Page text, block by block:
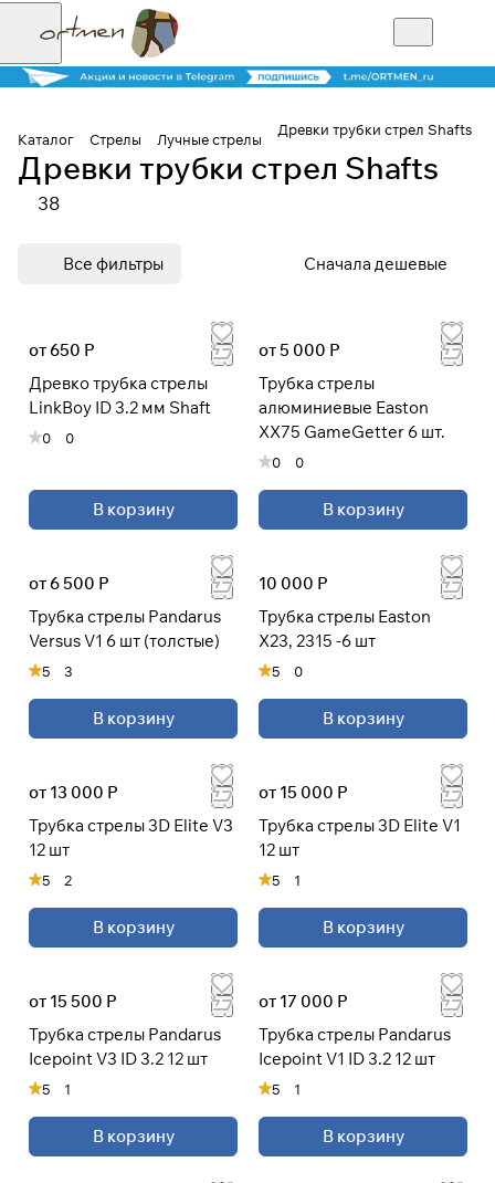
Каталог Стрелы Лучные стрелы
Древки трубки стрел Shafts
Древки трубки стрел Shafts
38
Все фильтры Сначала дешевые
от 650 Р
Древко трубка стрелы
LinkBoy ID 3.2 мм Shaft
0 0
В корзину
от 5 000 Р
Трубка стрелы
алюминиевые Easton
XX75 GameGetter 6 шт.
0 0
В корзину
от 6 500 Р
Трубка стрелы Pandarus
Versus V1 6 шт (толстые)
5 3
В корзину
10 000 Р
Трубка стрелы Easton
X23, 2315 -6 шт
5 0
В корзину
от 13 000 Р
Трубка стрелы 3D Elite V3
12 шт
5 2
В корзину
от 15 000 Р
Трубка стрелы 3D Elite V1
12 шт
5 1
В корзину
от 15 500 Р
Трубка стрелы Pandarus
Icepoint V3 ID 3.2 12 шт
5 1
В корзину
от 17 000 Р
Трубка стрелы Pandarus
Icepoint V1 ID 3.2 12 шт
5 1
В корзину
Для клиентов всех банков
оплату на части
Сегодня
25%
Добавляйте товары
выберите метод оплаты
Оплачивайте сегодня только25%
картой любого банка
Получайте товар
Оставшиеся75
списыватьсяс вашей карты
каждые 2 недели
* При оплате через
ПЛАЙТ
скидки по купонам не
применяются.
Подробнее